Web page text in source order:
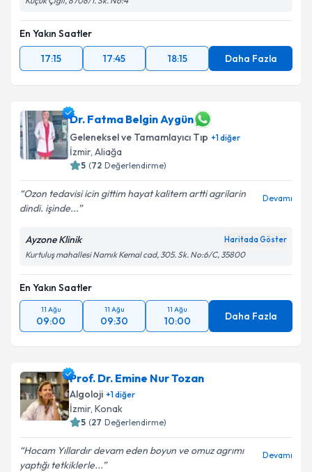
En Yakın Saatler
17:15
17:45 18:15 Daha Fazla
Dr. Fatma Belgin Aygün
Geleneksel ve Tamamlayıcı Tıp +1diğer
İzmir, Aliağa
5 (72 Değerlendirme)
Ozon tedavisi icin gittim hayat kalitem artti agrilarin
dindi. işinde...
Devamı
Ayzone Klinik Haritada Göster
Kurtuluş mahallesi Namık Kemal cad, 305. Sk. No:6/C, 35800
En Yakın Saatler
11 Ağu
09:00
11 Ağu
09:30
11 Ağu
10:00 Daha Fazla
Prof. Dr. Emine Nur Tozan
Algoloji +1diğer
İzmir, Konak
5 (27 Değerlendirme)
Hocam Yıllardır devam eden boyun ve omuz agrımı
yaptığı tetkiklerle...
Devamı